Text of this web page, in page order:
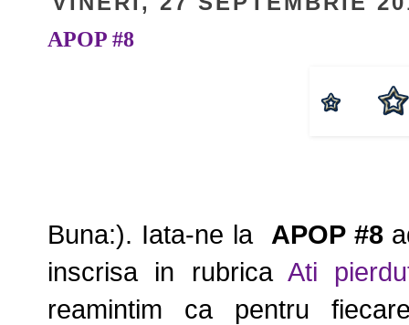
APOP #8
Buna:). Iata-ne la APOP #8
inscrisa in rubrica Ati
reamintim ca pentru